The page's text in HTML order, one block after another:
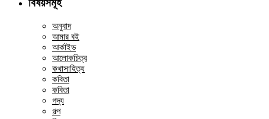
বিষয়সমূহ
অনুবাদ
আমার বই
আর্কাইভ
আলোকচিত্র
কথাসাহিত্য
কবিতা
কবিতা
গদ্য
গল্প